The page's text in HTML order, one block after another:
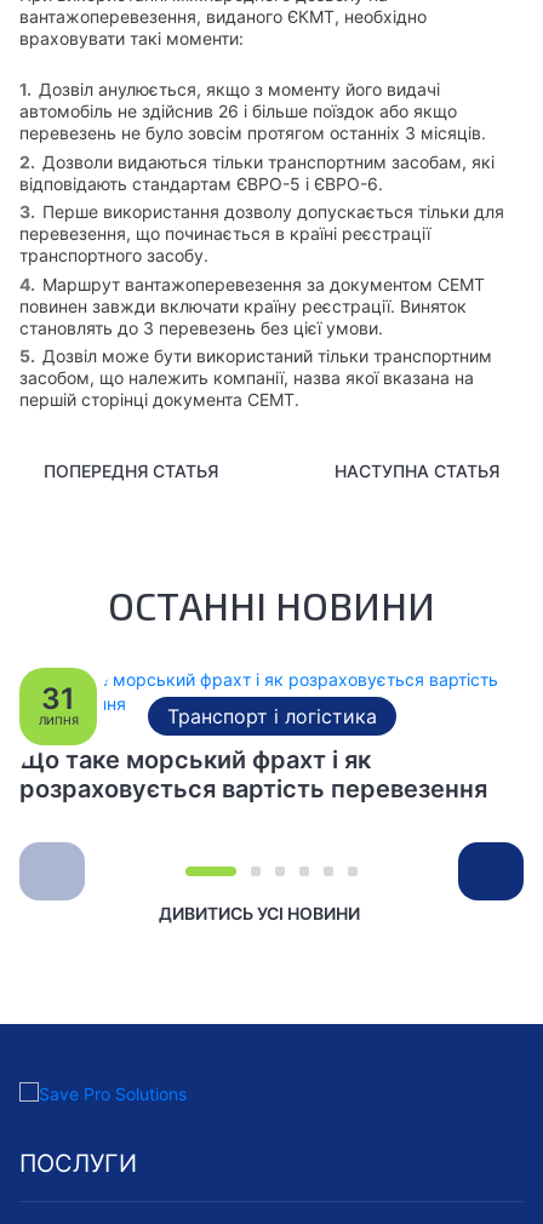
вантажоперевезення, виданого ЄКМТ, необхідно
враховувати такі моменти:
Дозвіл анулюється, якщо з моменту його видачі
автомобіль не здійснив 26 і більше поїздок або якщо
перевезень не було зовсім протягом останніх 3 місяців.
Дозволи видаються тільки транспортним засобам, які
відповідають стандартам ЄВРО-5 і ЄВРО-6.
Перше використання дозволу допускається тільки для
перевезення, що починається в країні реєстрації
транспортного засобу.
Маршрут вантажоперевезення за документом СЕМТ
повинен завжди включати країну реєстрації. Виняток
становлять до 3 перевезень без цієї умови.
Дозвіл може бути використаний тільки транспортним
засобом, що належить компанії, назва якої вказана на
першій сторінці документа СЕМТ.
ПОПЕРЕДНЯ СТАТЬЯ НАСТУПНА СТАТЬЯ
ОСТАННІ НОВИНИ
Транспорт і логістика
Що таке морський фрахт і як
розраховується вартість перевезення
31
ЛИПНЯ
ДИВИТИСЬ УСІ НОВИНИ
ПОСЛУГИ